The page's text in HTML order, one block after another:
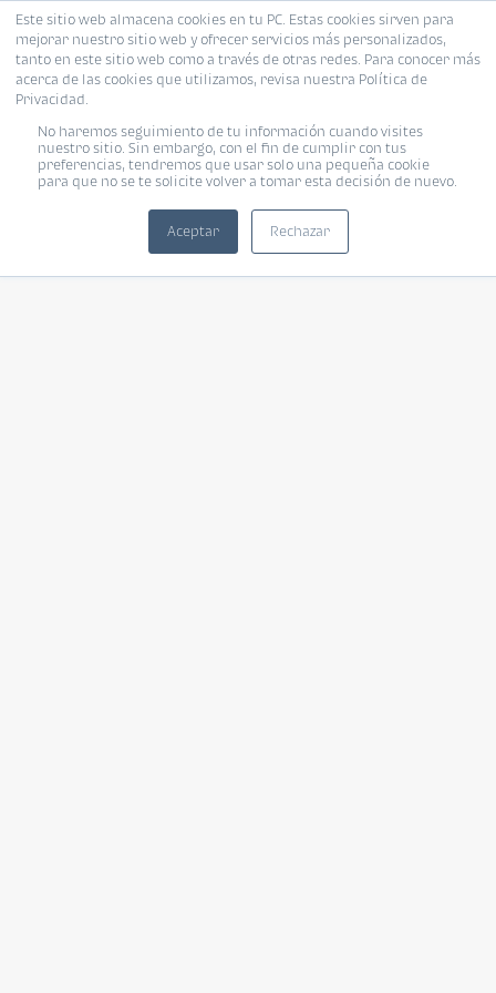
Este sitio web almacena cookies en tu PC. Estas cookies sirven para
mejorar nuestro sitio web y ofrecer servicios más personalizados,
tanto en este sitio web como a través de otras redes. Para conocer más
acerca de las cookies que utilizamos, revisa nuestra Política de
Privacidad.
No haremos seguimiento de tu información cuando visites
nuestro sitio. Sin embargo, con el fin de cumplir con tus
preferencias, tendremos que usar solo una pequeña cookie
para que no se te solicite volver a tomar esta decisión de nuevo.
Aceptar Rechazar